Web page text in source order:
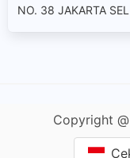
NO. 38 JAKARTA
Copyright